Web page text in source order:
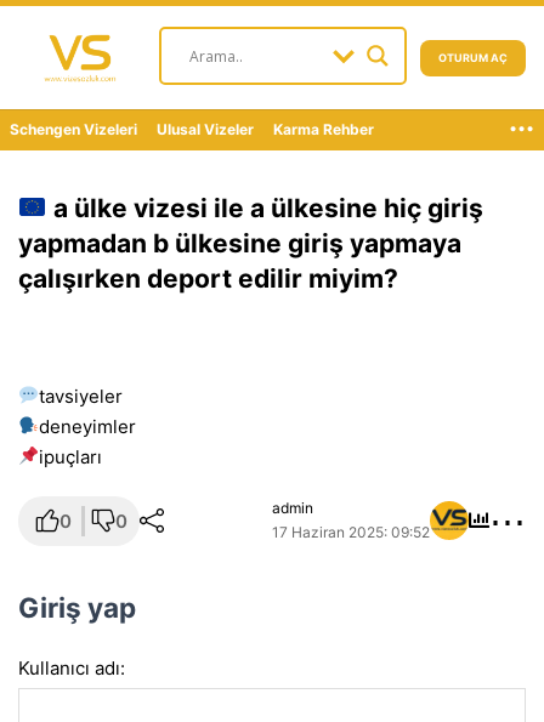
OTURUM AÇ
Schengen Vizeleri Ulusal Vizeler Karma Rehber ...
a ülke vizesi ile a ülkesine hiç giriş
yapmadan b ülkesine giriş yapmaya
çalışırken deport edilir miyim?
tavsiyeler
deneyimler
i̇puçları
0 0
admin
17 Haziran 2025: 09:52
⋯
Giriş yap
Kullanıcı adı: